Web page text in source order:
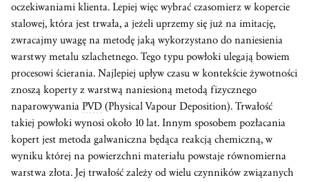
oczekiwaniami klienta. Lepiej więc wybrać czasomierz w kopercie
stalowej, która jest trwała, a jeżeli uprzemy się już na imitację,
zwracajmy uwagę na metodę jaką wykorzystano do naniesienia
warstwy metalu szlachetnego. Tego typu powłoki ulegają bowiem
procesowi ścierania. Najlepiej upływ czasu w kontekście żywotności
znoszą koperty z warstwą naniesioną metodą fizycznego
naparowywania PVD (Physical Vapour Deposition). Trwałość
takiej powłoki wynosi około 10 lat. Innym sposobem pozłacania
kopert jest metoda galwaniczna będąca reakcją chemiczną, w
wyniku której na powierzchni materiału powstaje równomierna
warstwa złota. Jej trwałość zależy od wielu czynników związanych